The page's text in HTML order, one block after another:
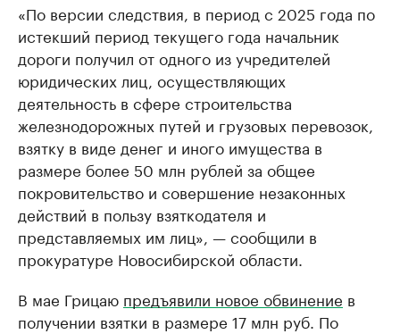
«По версии следствия, в период с 2025 года по
истекший период текущего года начальник
дороги получил от одного из учредителей
юридических лиц, осуществляющих
деятельность в сфере строительства
железнодорожных путей и грузовых перевозок,
взятку в виде денег и иного имущества в
размере более 50 млн рублей за общее
покровительство и совершение незаконных
действий в пользу взяткодателя и
представляемых им лиц», — сообщили в
прокуратуре Новосибирской области.
В мае Грицаю предъявили новое обвинение в
получении взятки в размере 17 млн руб. По